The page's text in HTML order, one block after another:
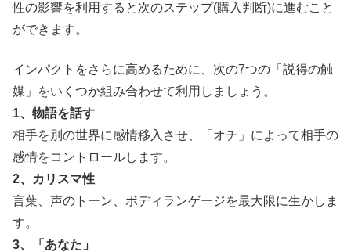
性の影響を利用すると次のステップ(購入判断)に進むこと
ができます。
インパクトをさらに高めるために、次の7つの「説得の触
媒」をいくつか組み合わせて利用しましょう。
1、物語を話す
相手を別の世界に感情移入させ、「オチ」によって相手の
感情をコントロールします。
2、カリスマ性
言葉、声のトーン、ボディランゲージを最大限に生かしま
す。
3、「あなた」